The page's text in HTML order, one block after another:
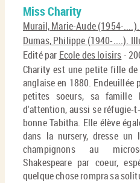
Miss Charity
Murail, Marie-Aude (1954-
Dumas, Philippe (1940-....).
Edité par Ecole des loisirs-
Charity est une petite fille
anglaise en 1880. Endeuillée
petites soeurs, sa famille
d'attention, aussi se réfugie-
bonne Tabitha. Elle élève
dans la nursery, dresse un
champignons au
Shakespeare par coeur,
quelque chose rompra sa